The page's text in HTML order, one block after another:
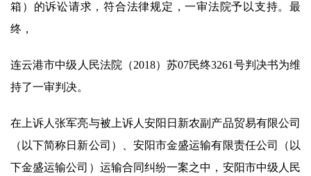
箱）的诉讼请求，符合法律规定，一审法院予以支持。最
终，
连云港市中级人民法院（2018）苏07民终3261号判决书为维
持了一审判决。
在上诉人张军亮与被上诉人安阳日新农副产品贸易有限公司
（以下简称日新公司）、安阳市金盛运输有限责任公司（以
下金盛运输公司）运输合同纠纷一案之中，安阳市中级人民